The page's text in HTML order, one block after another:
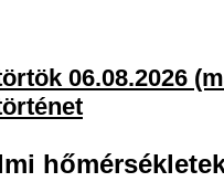
06.08.2026